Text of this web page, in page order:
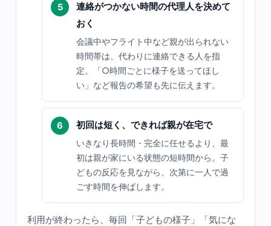
連絡がつかない時間の代理人を決めて
おく
会議中やフライト中など親が出られない
時間帯は、代わりに連絡できる人を指
定。「○時間ごとに様子を送ってほし
い」など報告の希望も先に伝えます。
初回は短く、できれば親が在宅で
いきなり長時間・完全に任せるより、最
初は親が家にいる状態の短時間から。子
どもの反応を見ながら、次第に一人で過
ごす時間を伸ばします。
利用が終わったら、毎回「子どもの様子」「気にな